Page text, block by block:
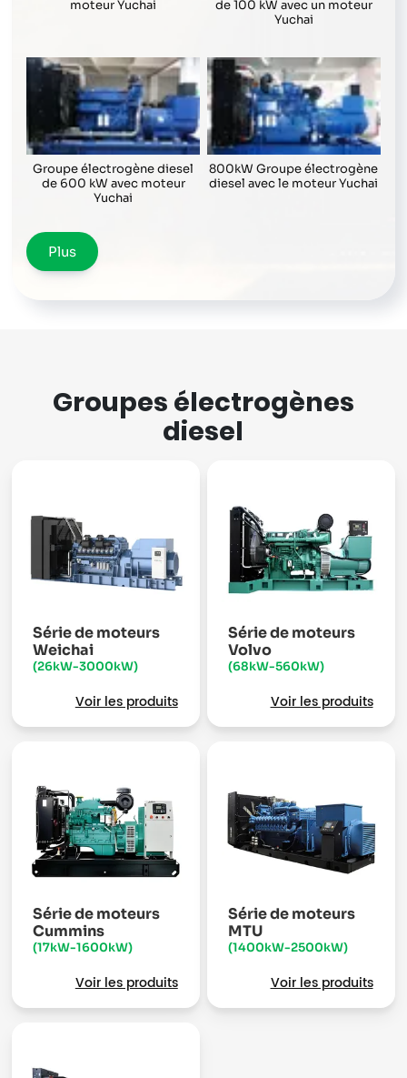
moteur Yuchai
de 100 kW avec un moteur
Yuchai
Groupe électrogène diesel
de 600 kW avec moteur
Yuchai
800kW Groupe électrogène
diesel avec le moteur Yuchai
Plus
Groupes électrogènes
diesel
Série de moteurs
Weichai
(26kW-3000kW)
Voir les produits
Série de moteurs
Volvo
(68kW-560kW)
Voir les produits
Série de moteurs
Cummins
(17kW-1600kW)
Voir les produits
Série de moteurs
MTU
(1400kW-2500kW)
Voir les produits